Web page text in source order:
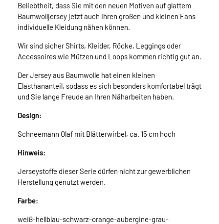
Beliebtheit, dass Sie mit den neuen Motiven auf glattem
Baumwolljersey jetzt auch Ihren großen und kleinen Fans
individuelle Kleidung nähen können.
Wir sind sicher Shirts, Kleider, Röcke, Leggings oder
Accessoires wie Mützen und Loops kommen richtig gut an.
Der Jersey aus Baumwolle hat einen kleinen
Elasthananteil, sodass es sich besonders komfortabel trägt
und Sie lange Freude an Ihren Näharbeiten haben.
Design:
Schneemann Olaf mit Blätterwirbel, ca. 15 cm hoch
Hinweis:
Jerseystoffe dieser Serie dürfen nicht zur gewerblichen
Herstellung genutzt werden.
Farbe:
weiß-hellblau-schwarz-orange-aubergine-grau-